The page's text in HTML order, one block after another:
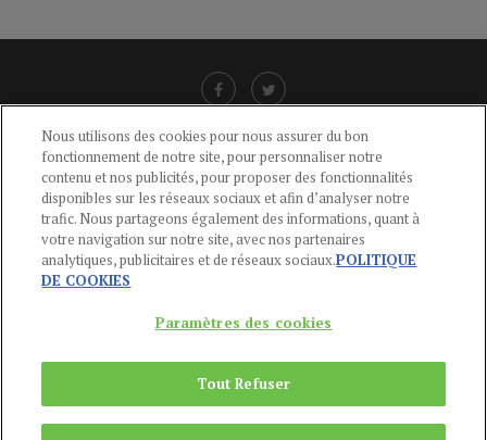
LIENS UTILES
CGU-POLITIQUE DE CONFIDENTIALITÉ -POLITIQUE DES COOKIES
MENTIONS LÉGALES -AIDE
CONTACT
Du Lundi au Vendredi, 9h-13h et 14h-17h
Copyright © 2024Publications Agora
Nous utilisons des cookies pour nous assurer du bon
fonctionnement de notre site, pour personnaliser notre
contenu et nos publicités, pour proposer des fonctionnalités
disponibles sur les réseaux sociaux et afin d’analyser notre
trafic. Nous partageons également des informations, quant à
votre navigation sur notre site, avec nos partenaires
analytiques, publicitaires et de réseaux sociaux.POLITIQUE
DE COOKIES
Paramètres des cookies
Tout Refuser